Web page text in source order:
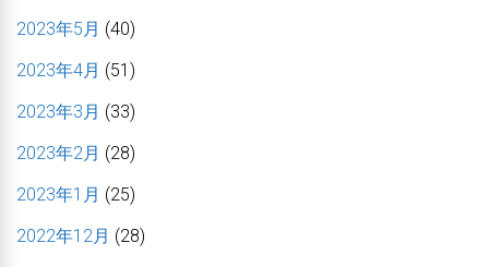
2023年5月 (40)
2023年4月 (51)
2023年3月 (33)
2023年2月 (28)
2023年1月 (25)
2022年12月 (28)